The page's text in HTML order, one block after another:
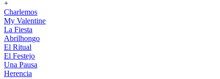
+
Charlemos
My Valentine
La Fiesta
Abrilhongo
El Ritual
El Festejo
Una Pausa
Herencia